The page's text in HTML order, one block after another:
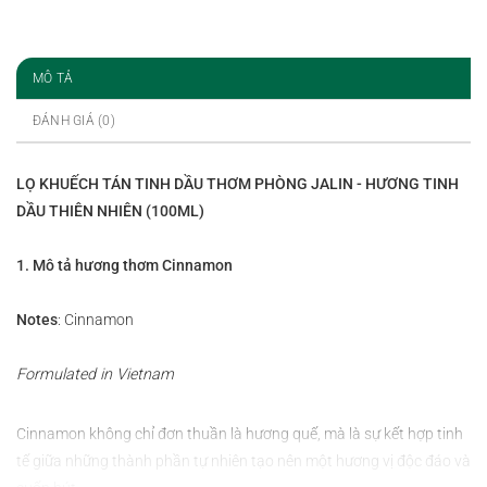
MÔ TẢ
ĐÁNH GIÁ (0)
LỌ KHUẾCH TÁN TINH DẦU THƠM PHÒNG JALIN - HƯƠNG TINH
DẦU THIÊN NHIÊN (100ML)
1. Mô tả hương thơm Cinnamon
Notes: Cinnamon
Formulated in Vietnam
Cinnamon không chỉ đơn thuần là hương quế, mà là sự kết hợp tinh
tế giữa những thành phần tự nhiên tạo nên một hương vị độc đáo và